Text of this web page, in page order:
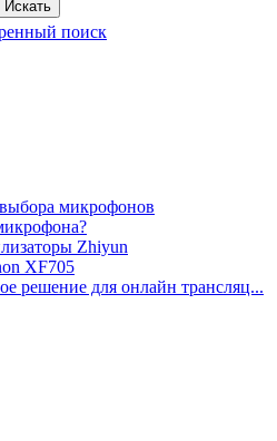
поиск
микрофонов
Zhiyun
XF705
решение для онлайн трансляц...